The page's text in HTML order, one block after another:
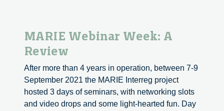
MARIE Webinar Week: A
Review
After more than 4 years in operation, between 7-9
September 2021 the MARIE Interreg project
hosted 3 days of seminars, with networking slots
and video drops and some light-hearted fun. Day